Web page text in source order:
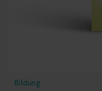
Bildung